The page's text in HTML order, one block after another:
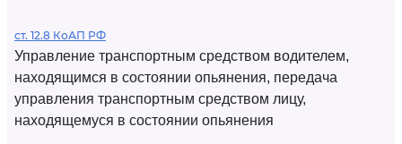
ст. 12.8 КоАП РФ
Управление транспортным средством водителем,
находящимся в состоянии опьянения, передача
управления транспортным средством лицу,
находящемуся в состоянии опьянения